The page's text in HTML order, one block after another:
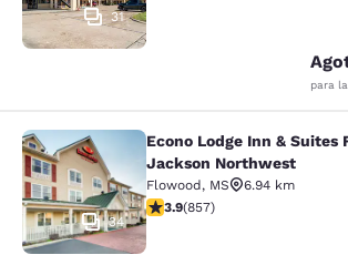
31
para
Econo Lodge Inn &
34
Econo Lodge Inn & Suites
Jackson Northwest
Flowood, MS
6.94 km
Calificación de 3.94 estrellas.
3.9(857)